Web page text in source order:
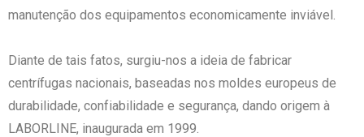
manutenção dos equipamentos economicamente inviável.
Diante de tais fatos, surgiu-nos a ideia de fabricar
centrífugas nacionais, baseadas nos moldes europeus de
durabilidade, confiabilidade e segurança, dando origem à
LABORLINE, inaugurada em 1999.